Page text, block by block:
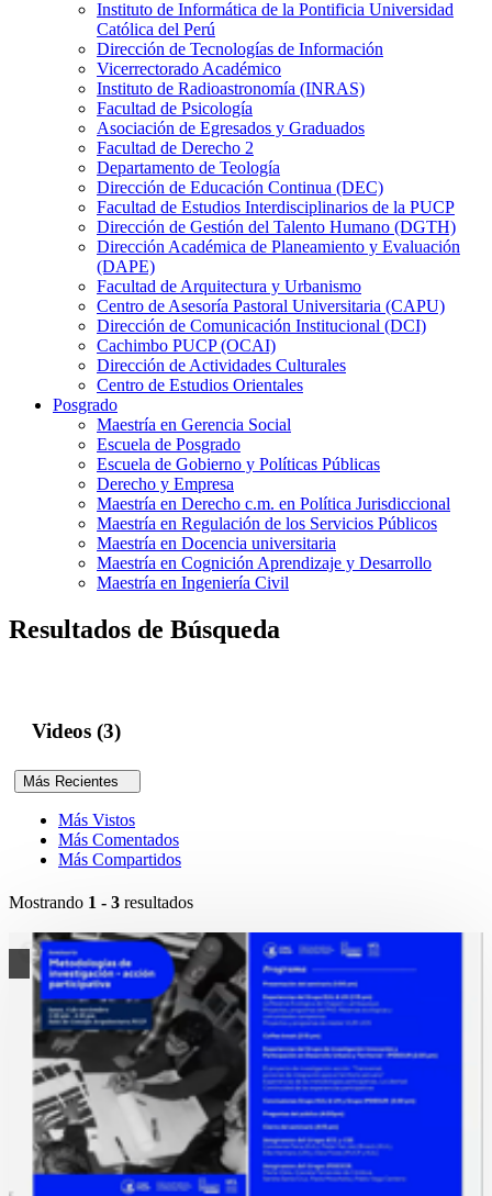
Instituto de Informática de la Pontificia Universidad
Católica del Perú
Dirección de Tecnologías de Información
Vicerrectorado Académico
Instituto de Radioastronomía (INRAS)
Facultad de Psicología
Asociación de Egresados y Graduados
Facultad de Derecho 2
Departamento de Teología
Dirección de Educación Continua (DEC)
Facultad de Estudios Interdisciplinarios de la PUCP
Dirección de Gestión del Talento Humano (DGTH)
Dirección Académica de Planeamiento y Evaluación
(DAPE)
Facultad de Arquitectura y Urbanismo
Centro de Asesoría Pastoral Universitaria (CAPU)
Dirección de Comunicación Institucional (DCI)
Cachimbo PUCP (OCAI)
Dirección de Actividades Culturales
Centro de Estudios Orientales
Posgrado
Maestría en Gerencia Social
Escuela de Posgrado
Escuela de Gobierno y Políticas Públicas
Derecho y Empresa
Maestría en Derecho c.m. en Política Jurisdiccional
Maestría en Regulación de los Servicios Públicos
Maestría en Docencia universitaria
Maestría en Cognición Aprendizaje y Desarrollo
Maestría en Ingeniería Civil
Resultados de Búsqueda
Videos (3)
Más Recientes
Más Vistos
Más Comentados
Más Compartidos
Mostrando 1 - 3 resultados